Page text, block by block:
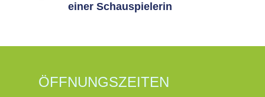
einer Schauspielerin
ÖFFNUNGSZEITEN